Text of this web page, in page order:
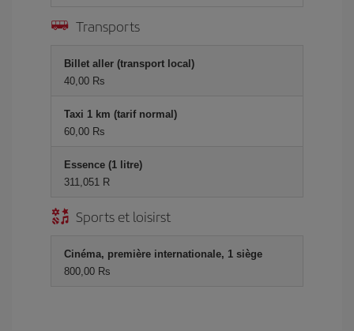
Transports
Billet aller (transport local)
40,00 Rs
Taxi 1 km (tarif normal)
60,00 Rs
Essence (1 litre)
311,051 R
Sports et loisirst
Cinéma, première internationale, 1 siège
800,00 Rs